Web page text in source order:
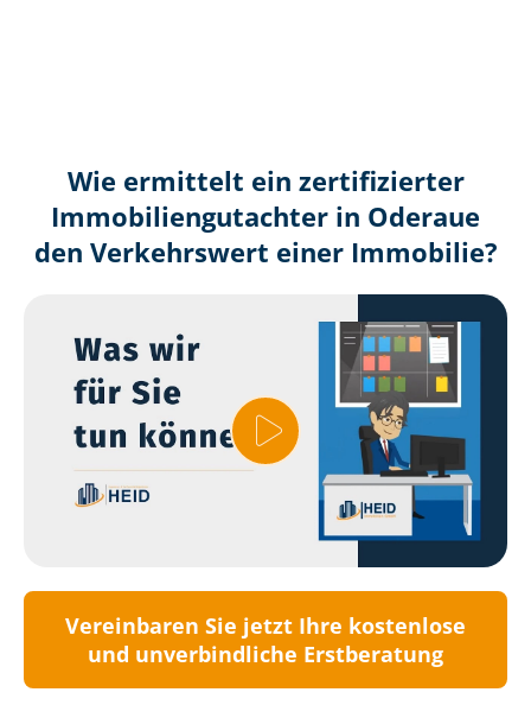
Wie ermittelt ein zertifizierter
Immobilien­gutachter in Oderaue
den Verkehrswert einer Immobilie?
Vereinbaren Sie jetzt Ihre kostenlose
und unverbindliche Erstberatung